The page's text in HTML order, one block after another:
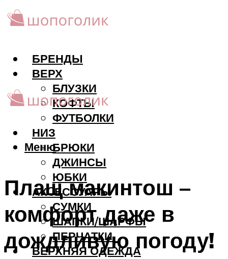
БРЕНДЫ
ВЕРХ
БЛУЗКИ
КОФТЫ
ФУТБОЛКИ
НИЗ
БРЮКИ
ДЖИНСЫ
ЮБКИ
АКCЕССУАРЫ
СУМКИ
ШАПКИ/ШАРФЫ
ПЕРЧАТКИ
ВЕРХНЯЯ ОДЕЖДА
Меню
Плащ макинтош –
комфорт даже в
дождливую погоду!